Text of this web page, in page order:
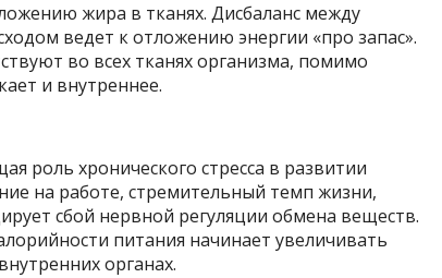
жира в тканях. Дисбаланс между
ведет к отложению энергии «про запас».
во всех тканях организма, помимо
и внутреннее.
роль хронического стресса в развитии
на работе, стремительный темп жизни,
сбой нервной регуляции обмена веществ.
питания начинает увеличивать
органах.